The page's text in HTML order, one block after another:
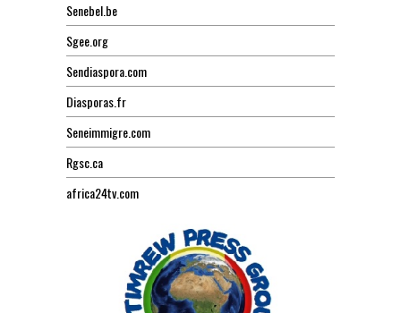
Senebel.be
Sgee.org
Sendiaspora.com
Diasporas.fr
Seneimmigre.com
Rgsc.ca
africa24tv.com